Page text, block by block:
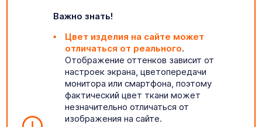
Важно знать!
Цвет изделия на сайте может
отличаться от реального.
Отображение оттенков зависит от
настроек экрана, цветопередачи
монитора или смартфона, поэтому
фактический цвет ткани может
незначительно отличаться от
изображения на сайте.